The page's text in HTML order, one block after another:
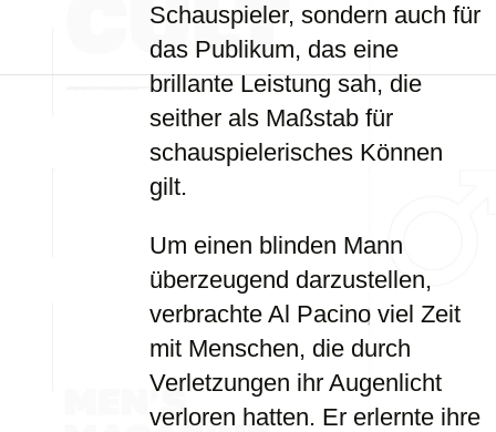
Schauspieler, sondern auch für
das Publikum, das eine
brillante Leistung sah, die
seither als Maßstab für
schauspielerisches Können
gilt.
Um einen blinden Mann
überzeugend darzustellen,
verbrachte Al Pacino viel Zeit
mit Menschen, die durch
Verletzungen ihr Augenlicht
verloren hatten. Er erlernte ihre